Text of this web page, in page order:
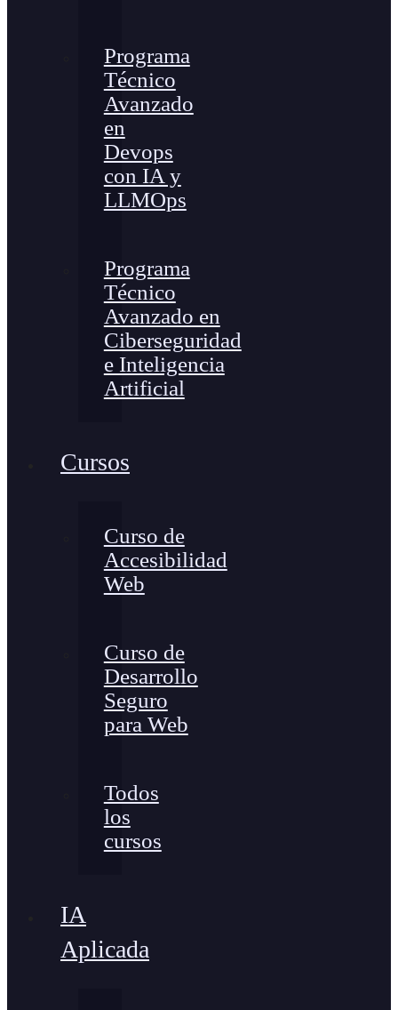
Programa
Técnico
Avanzado
en
Devops
con IA y
LLMOps
Programa
Técnico
Avanzado en
Ciberseguridad
e Inteligencia
Artificial
Cursos
Curso de
Accesibilidad
Web
Curso de
Desarrollo
Seguro
para Web
Todos
los
cursos
IA
Aplicada